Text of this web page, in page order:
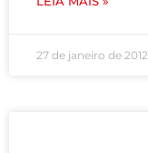
27 de janeiro de 2012